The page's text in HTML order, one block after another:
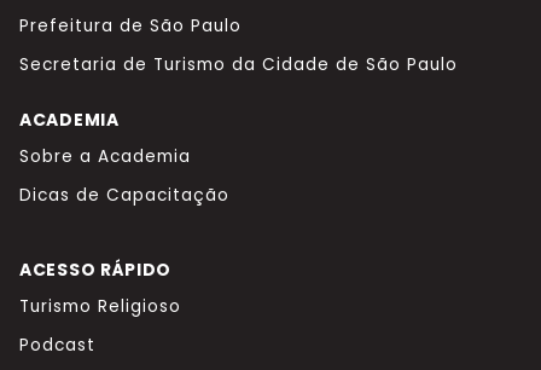
Prefeitura de São Paulo
Secretaria de Turismo da Cidade de São Paulo
ACADEMIA
Sobre a Academia
Dicas de Capacitação
ACESSO RÁPIDO
Turismo Religioso
Podcast